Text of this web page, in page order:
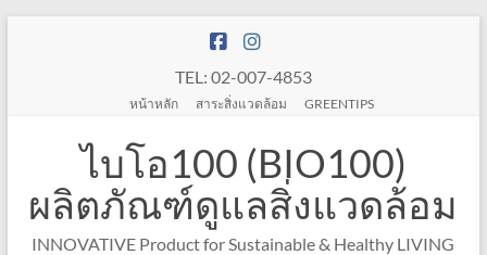
TEL: 02-007-4853
หน้าหลัก สาระสิ่งแวดล้อม GREENTIPS
ไบโอ100 (BIO100)
ผลิตภัณฑ์ดูแลสิ่งแวดล้อม
INNOVATIVE Product for Sustainable & Healthy LIVING